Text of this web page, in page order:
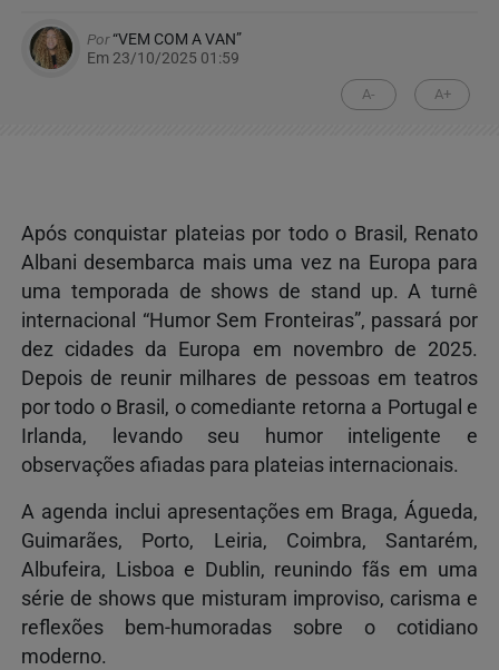
Por“VEM COM A VAN”
Em 23/10/2025 01:59
A- A+
Após conquistar plateias por todo o Brasil, Renato
Albani desembarca mais uma vez na Europa para
uma temporada de shows de stand up. A turnê
internacional “Humor Sem Fronteiras”, passará por
dez cidades da Europa em novembro de 2025.
Depois de reunir milhares de pessoas em teatros
por todo o Brasil, o comediante retorna a Portugal e
Irlanda, levando seu humor inteligente e
observações afiadas para plateias internacionais.
A agenda inclui apresentações em Braga, Águeda,
Guimarães, Porto, Leiria, Coimbra, Santarém,
Albufeira, Lisboa e Dublin, reunindo fãs em uma
série de shows que misturam improviso, carisma e
reflexões bem-humoradas sobre o cotidiano
moderno.